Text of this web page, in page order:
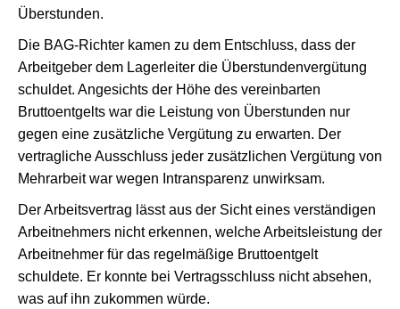
Überstunden.
Die BAG-Richter kamen zu dem Entschluss, dass der
Arbeitgeber dem Lagerleiter die Überstundenvergütung
schuldet. Angesichts der Höhe des vereinbarten
Bruttoentgelts war die Leistung von Überstunden nur
gegen eine zusätzliche Vergütung zu erwarten. Der
vertragliche Ausschluss jeder zusätzlichen Vergütung von
Mehrarbeit war wegen Intransparenz unwirksam.
Der Arbeitsvertrag lässt aus der Sicht eines verständigen
Arbeitnehmers nicht erkennen, welche Arbeitsleistung der
Arbeitnehmer für das regelmäßige Bruttoentgelt
schuldete. Er konnte bei Vertragsschluss nicht absehen,
was auf ihn zukommen würde.